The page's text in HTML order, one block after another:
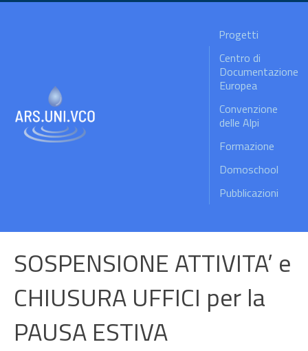
Progetti
Centro di
Documentazione
Europea
Convenzione
delle Alpi
Formazione
Domoschool
Pubblicazioni
SOSPENSIONE ATTIVITA’ e
CHIUSURA UFFICI per la
PAUSA ESTIVA